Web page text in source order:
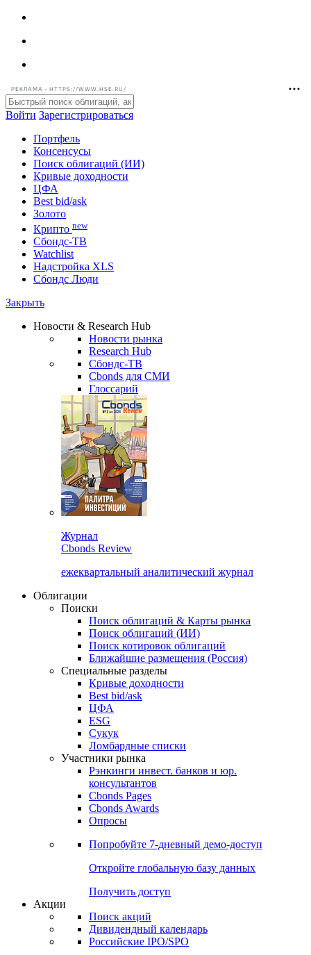
РЕКЛАМА • HTTPS://WWW.HSE.RU/
Войти Зарегистрироваться
Портфель
Консенсусы
Поиск облигаций (ИИ)
Кривые доходности
ЦФА
Best bid/ask
Золото
Крипто new
Watchlist
Сбондс Люди
Новости & Research Hub
Новости рынка
Research Hub
Сбондс-ТВ
Cbonds для СМИ
Глоссарий
Cbonds Review
ежеквартальный аналитический журнал
Облигации
Поиски
Поиск облигаций & Карты рынка
Поиск облигаций (ИИ)
Поиск котировок облигаций
Ближайшие размещения (Россия)
Специальные разделы
Кривые доходности
Best bid/ask
ЦФА
ESG
Сукук
Ломбардные списки
Участники рынка
Рэнкинги инвест. банков и юр.
Cbonds Pages
Опросы
Попробуйте7-дневный
Откройте глобальную базу данных
Получить доступ